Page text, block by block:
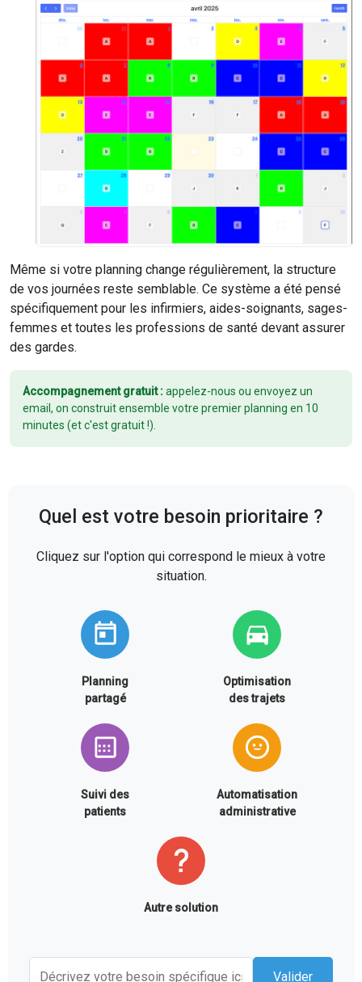
Même si votre planning change régulièrement, la structure
de vos journées reste semblable. Ce système a été pensé
spécifiquement pour les infirmiers, aides-soignants, sages-
femmes et toutes les professions de santé devant assurer
des gardes.
Accompagnement gratuit :appelez-nous ou envoyez un
email, on construit ensemble votre premier planning en 10
minutes (et c'est gratuit !).
Quel est votre besoin prioritaire ?
Cliquez sur l'option qui correspond le mieux à votre
situation.
Planning
partagé
Optimisation
des trajets
Suivi des
patients
Automatisation
administrative
Autre solution
Valider